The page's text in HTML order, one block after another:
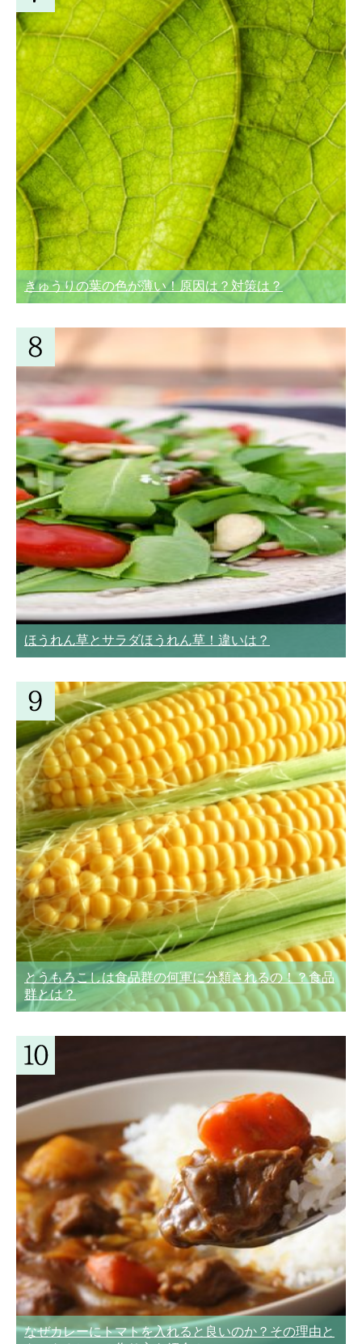
きゅうりの葉の色が薄い！原因は？対策は？
ほうれん草とサラダほうれん草！違いは？
とうもろこしは食品群の何軍に分類されるの！？食品
群とは？
なぜカレーにトマトを入れると良いのか？その理由と